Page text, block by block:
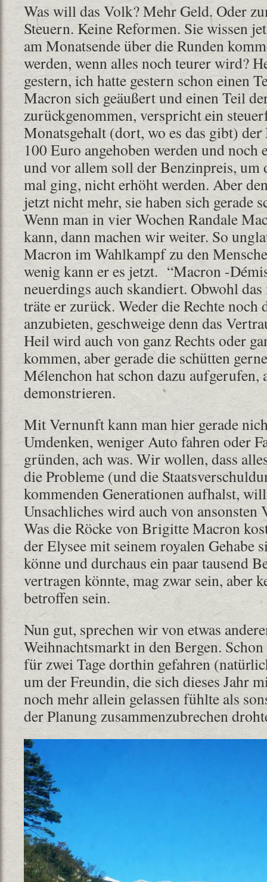
Was will das Volk? Mehr Geld. Oder
Steuern. Keine Reformen. Sie wissen
am Monatsende über die Runden
werden, wenn alles noch teurer wird?
gestern, ich hatte gestern schon einen
Macron sich geäußert und einen Teil
zurückgenommen, verspricht ein
Monatsgehalt (dort, wo es das gibt)
100 Euro angehoben werden und
und vor allem soll der Benzinpreis, um
mal ging, nicht erhöht werden. Aber
jetzt nicht mehr, sie haben sich gerade
Wenn man in vier Wochen Randale
kann, dann machen wir weiter. So
Macron im Wahlkampf zu den
wenig kann er es jetzt. “Macron -
neuerdings auch skandiert. Obwohl
träte er zurück. Weder die Rechte noch
anzubieten, geschweige denn das
Heil wird auch von ganz Rechts oder
kommen, aber gerade die schütten
Mélenchon hat schon dazu aufgerufen,
demonstrieren.
Mit Vernunft kann man hier gerade
Umdenken, weniger Auto fahren oder
gründen, ach was. Wir wollen, dass
die Probleme (und die
kommenden Generationen aufhalst,
Unsachliches wird auch von ansonsten
Was die Röcke von Brigitte Macron
der Elysee mit seinem royalen Gehabe
könne und durchaus ein paar tausend
vertragen könnte, mag zwar sein, aber
betroffen sein.
Nun gut, sprechen wir von etwas
Weihnachtsmarkt in den Bergen.
für zwei Tage dorthin gefahren
um der Freundin, die sich dieses Jahr
noch mehr allein gelassen fühlte als
der Planung zusammenzubrechen